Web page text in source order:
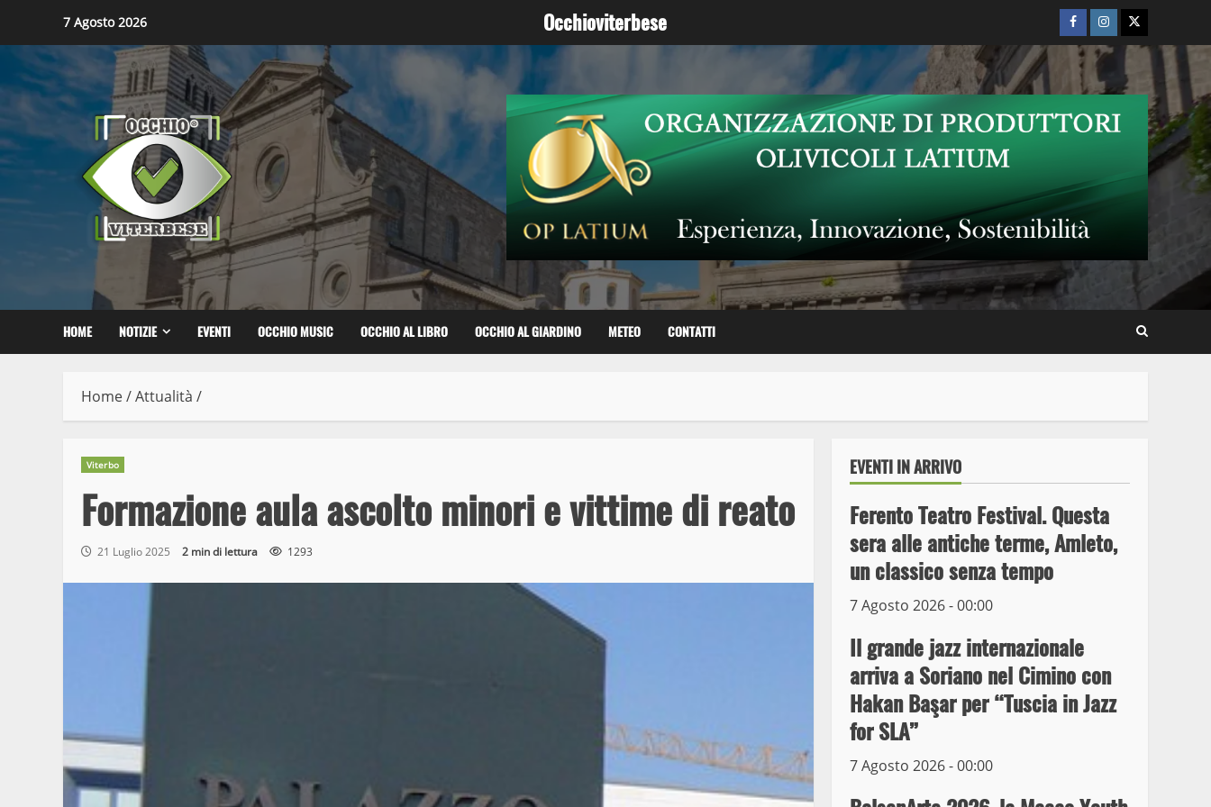
content
7 Agosto 2026 Occhioviterbese Facebook
Instagram
Twitter
HOME NOTIZIE EVENTI OCCHIO MUSIC OCCHIO AL LIBRO OCCHIO AL GIARDINO METEO CONTATTI
Home/Attualità /
Viterbo
Formazione aula ascolto minori e vittime di reato
21 Luglio 2025 2 min di lettura 1293
EVENTI IN ARRIVO
Ferento Teatro Festival. Questa
sera alle antiche terme, Amleto,
un classico senza tempo
7 Agosto 2026 - 00:00
Il grande jazz internazionale
arriva a Soriano nel Cimino con
Hakan Başar per “Tuscia in Jazz
for SLA”
7 Agosto 2026 - 00:00
Wiplanet Baseball supera
il Napoli
La Polizia di Stato arresta